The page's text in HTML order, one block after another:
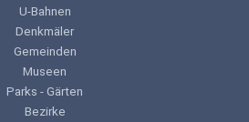
U-Bahnen
Denkmäler
Gemeinden
Museen
Parks - Gärten
Bezirke